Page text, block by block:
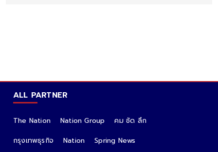
ALL PARTNER
The Nation Nation Group
คม ชัด ลึก
กรุงเทพธุรกิจ
Nation
Spring News